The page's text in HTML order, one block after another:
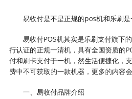
易收付是不是正规的pos机和乐刷是
易收付POS机其实是乐刷支付旗下
行认证的正规一清机，具有全国资质的
付和刷卡支付于一机，然生活便捷化，
费中不可获取的一款机器，更多的内容
一、易收付品牌介绍